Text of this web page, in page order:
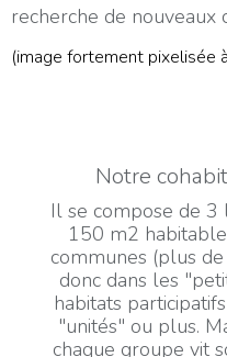
recherche de nouveaux
(image fortement pixelisée
Notre
Il se compose de
150 m2
communes (plus
donc dans les
habitats
"unités" ou plus.
chaque groupe vit